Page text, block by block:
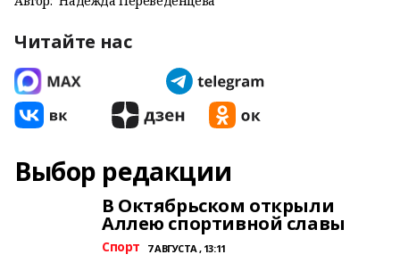
Читайте нас
Выбор редакции
В Октябрьском открыли
Аллею спортивной славы
Спорт 7 АВГУСТА , 13:11